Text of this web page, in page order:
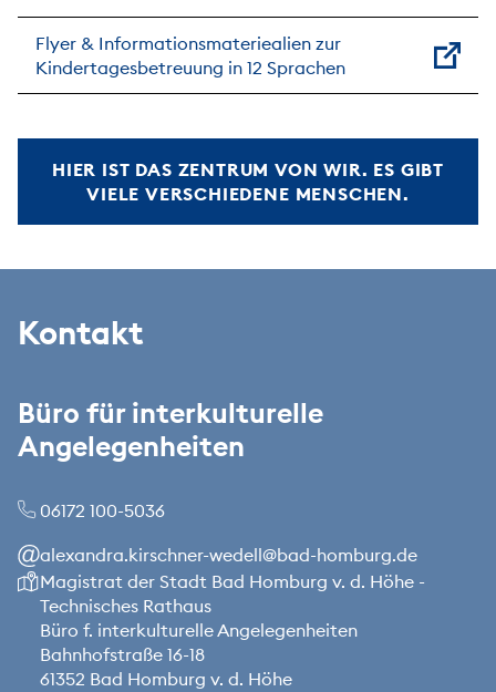
Flyer & Informationsmateriealien zur
Kindertagesbetreuung in 12 Sprachen
HIER IST DAS ZENTRUM VON WIR. ES GIBT
VIELE VERSCHIEDENE MENSCHEN.
Kontakt
Büro für interkulturelle
Angelegenheiten
06172 100-5036
alexandra.kirschner-wedell@bad-homburg.de
Unsere Anschrift
Magistrat der Stadt Bad Homburg v. d. Höhe -
Technisches Rathaus
Büro f. interkulturelle Angelegenheiten
Bahnhofstraße 16-18
61352 Bad Homburg v. d. Höhe